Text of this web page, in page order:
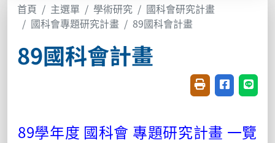
首頁 主選單 學術研究
國科會研究計畫
國科會專題研究計畫
89國科會計畫
89國科會計畫
友善列印(開新視
分享至臉書
分享
89學年度 國科會 專題研究計畫 一覽